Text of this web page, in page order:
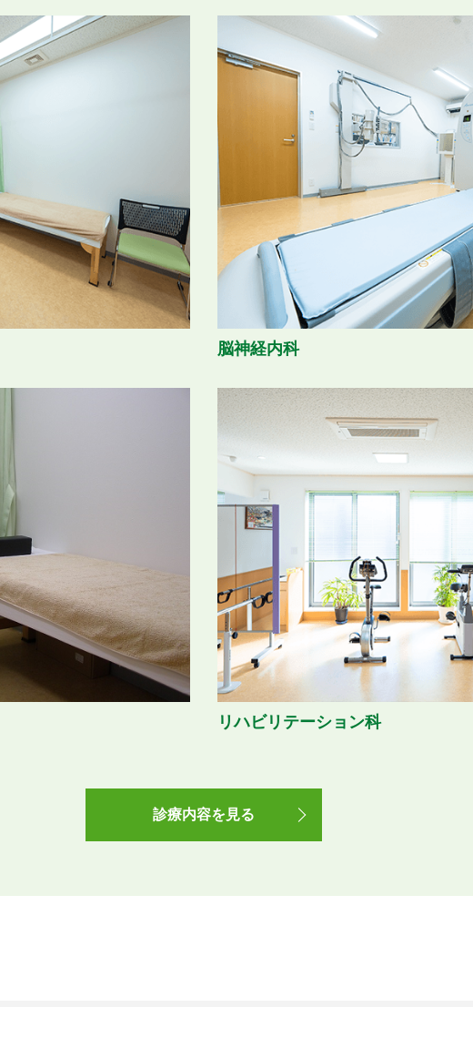
脳神経内科
リハビリテーション科
診療内容を見る